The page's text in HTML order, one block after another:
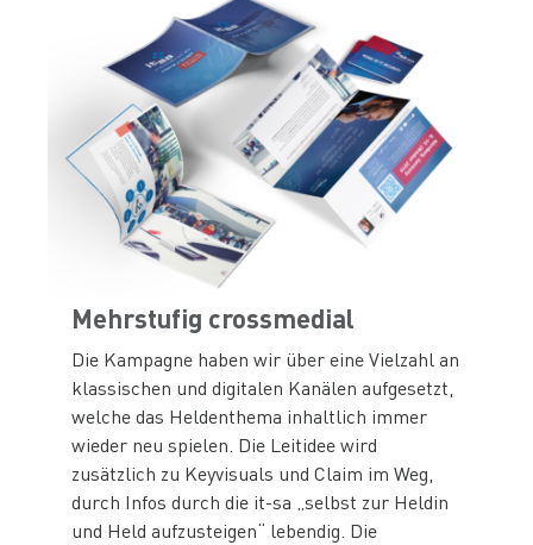
Mehrstufig crossmedial
Die Kampagne haben wir über eine Vielzahl an
klassischen und digitalen Kanälen aufgesetzt,
welche das Heldenthema inhaltlich immer
wieder neu spielen. Die Leitidee wird
zusätzlich zu Keyvisuals und Claim im Weg,
durch Infos durch die it-sa „selbst zur Heldin
und Held aufzusteigen“ lebendig. Die